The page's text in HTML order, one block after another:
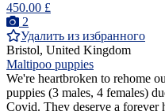
450.00 £
2
Удалить из избранного
Bristol, United Kingdom
Maltipoo puppies
We're heartbroken to rehome
puppies (3 males, 4 females)
Covid. They deserve a forever